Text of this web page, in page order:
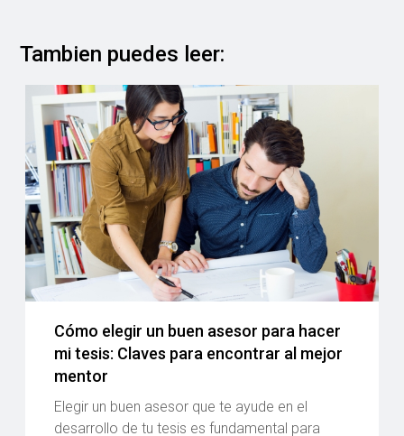
Tambien puedes leer:
Cómo elegir un buen asesor para hacer
mi tesis: Claves para encontrar al mejor
mentor
Elegir un buen asesor que te ayude en el
desarrollo de tu tesis es fundamental para